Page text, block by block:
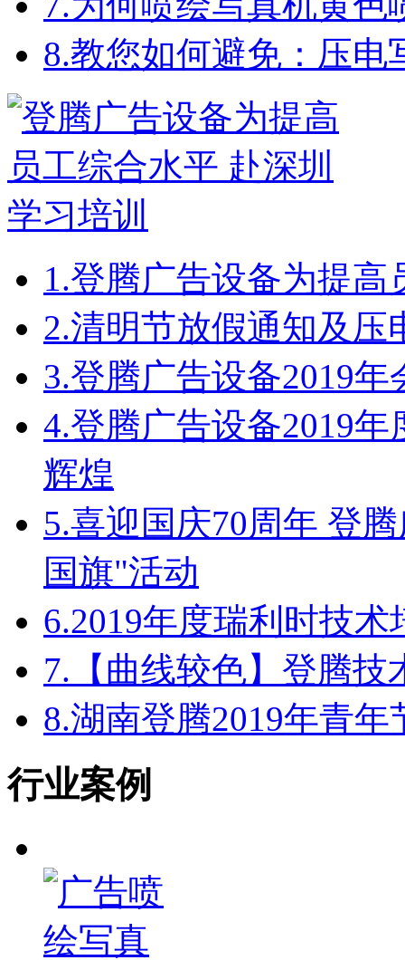
8.教您如何避免：压电
1.登腾广告设备为提高
2.清明节放假通知及压
3.登腾广告设备2019
4.登腾广告设备2019
辉煌
5.喜迎国庆70周年 登
国旗"活动
6.2019年度瑞利时技
7. 【曲线较色】登腾
8.湖南登腾2019年青
行业案例